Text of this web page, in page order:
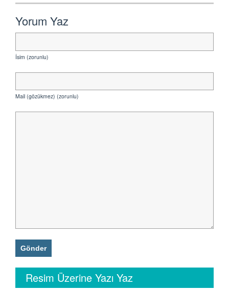
Yorum Yaz
İsim (zorunlu)
Mail (gözükmez) (zorunlu)
Resim Üzerine Yazı Yaz